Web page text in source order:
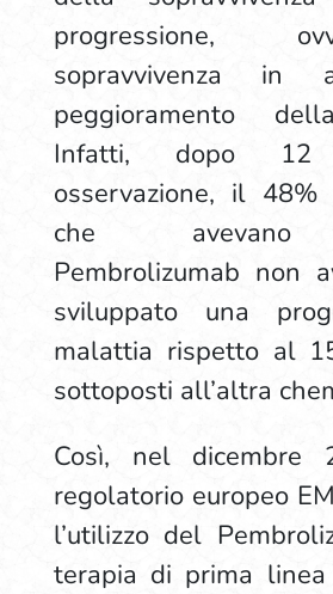
progressione,
sopravvivenza in
peggioramento
Infatti, dopo
osservazione, il
che avevano
Pembrolizumab non
sviluppato una
malattia rispetto al
sottoposti all’altra
Così, nel dicembre
regolatorio europeo
l’utilizzo del
terapia di prima